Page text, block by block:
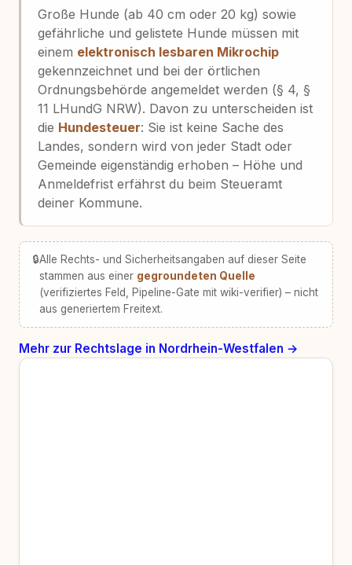
Große Hunde (ab 40 cm oder 20 kg) sowie
gefährliche und gelistete Hunde müssen mit
einem elektronisch lesbaren Mikrochip
gekennzeichnet und bei der örtlichen
Ordnungsbehörde angemeldet werden (§ 4, §
11 LHundG NRW). Davon zu unterscheiden ist
die Hundesteuer: Sie ist keine Sache des
Landes, sondern wird von jeder Stadt oder
Gemeinde eigenständig erhoben – Höhe und
Anmeldefrist erfährst du beim Steueramt
deiner Kommune.
🔒Alle Rechts- und Sicherheitsangaben auf dieser Seite
stammen aus einer gegroundeten Quelle
(verifiziertes Feld, Pipeline-Gate mit wiki-verifier) – nicht
aus generiertem Freitext.
Mehr zur Rechtslage in Nordrhein-Westfalen →